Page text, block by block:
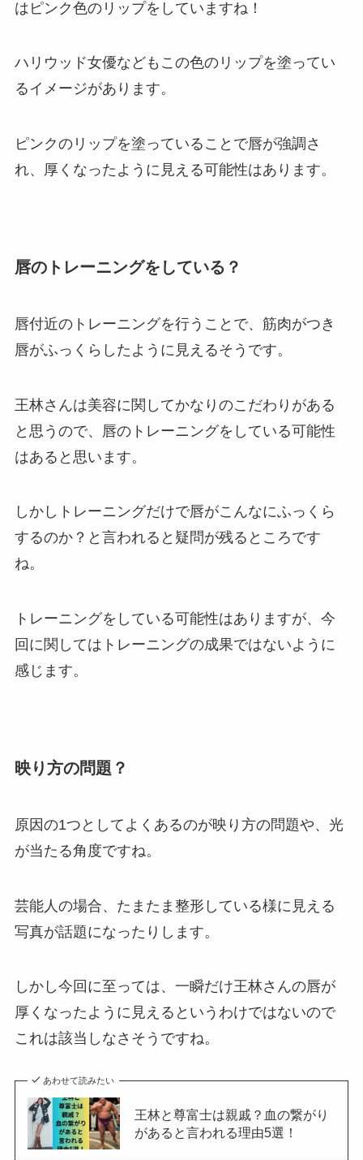
はピンク色のリップをしていますね！
ハリウッド女優などもこの色のリップを塗ってい
るイメージがあります。
ピンクのリップを塗っていることで唇が強調さ
れ、厚くなったように見える可能性はあります。
唇のトレーニングをしている？
唇付近のトレーニングを行うことで、筋肉がつき
唇がふっくらしたように見えるそうです。
王林さんは美容に関してかなりのこだわりがある
と思うので、唇のトレーニングをしている可能性
はあると思います。
しかしトレーニングだけで唇がこんなにふっくら
するのか？と言われると疑問が残るところです
ね。
トレーニングをしている可能性はありますが、今
回に関してはトレーニングの成果ではないように
感じます。
映り方の問題？
原因の1つとしてよくあるのが映り方の問題や、光
が当たる角度ですね。
芸能人の場合、たまたま整形している様に見える
写真が話題になったりします。
しかし今回に至っては、一瞬だけ王林さんの唇が
厚くなったように見えるというわけではないので
これは該当しなさそうですね。
あわせて読みたい
王林と尊富士は親戚？血の繋がり
があると言われる理由5選！